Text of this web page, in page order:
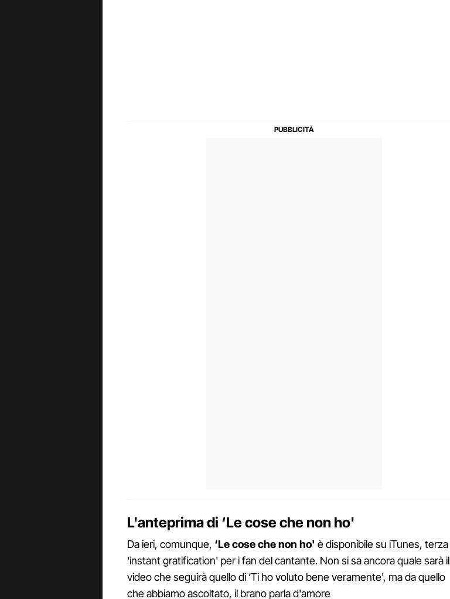
L'anteprima di ‘Le cose che non ho'
Da ieri, comunque, ‘Le cose che non ho' è disponibile su iTunes, terza
‘instant gratification' per i fan del cantante. Non si sa ancora quale sarà il
video che seguirà quello di ‘Ti ho voluto bene veramente', ma da quello
che abbiamo ascoltato, il brano parla d'amore